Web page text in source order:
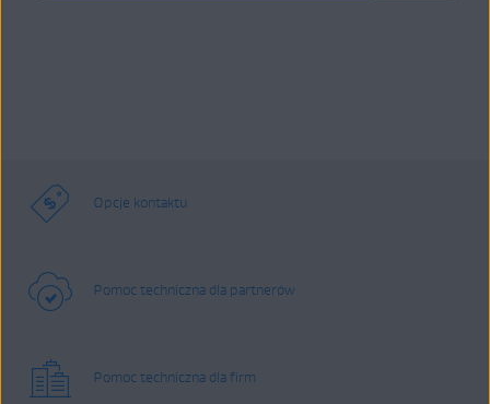
Opcje kontaktu
Pomoc techniczna dla partnerów
Pomoc techniczna dla firm